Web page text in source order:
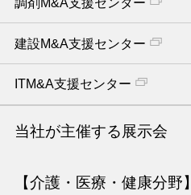
建設M&A支援センター
ITM&A支援センター
当社が主催する展示会
【介護・医療・健康分野】